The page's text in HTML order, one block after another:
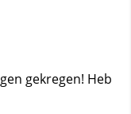
gekregen! Heb